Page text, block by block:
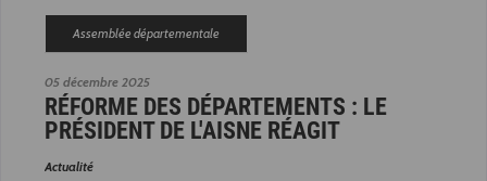
05 décembre 2025
Assemblée départementale
RÉFORME DES DÉPARTEMENTS : LE
PRÉSIDENT DE L'AISNE RÉAGIT
Actualité